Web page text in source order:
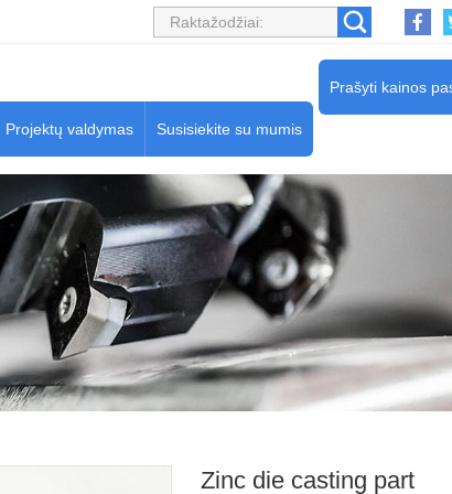
Prašyti kainos
Projektų valdymas Susisiekite su mumis
Zinc die casting part